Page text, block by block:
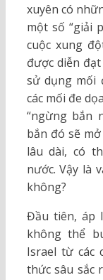
xuyên có
một số “giải
cuộc xung
được diễn
sử dụng mối
các mối đe
“ngừng bắn
bắn đó sẽ
lâu dài, có
nước. Vậy là
không?
Đầu tiên, áp
không thể
Israel từ các
thức sâu sắc